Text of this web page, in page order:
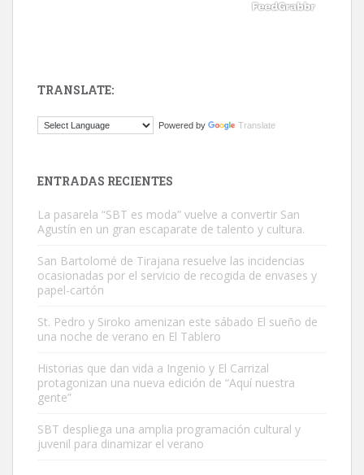
El ayuntamiento se va a llevar a Los Gatos callejeros de la zona los
Gato manso encontrado
Este gato macho ha aparecido en la calle hace menos de un mes,
es muy manso y extremadamente cari...
TRANSLATE:
Powered by Translate
ENTRADAS RECIENTES
La pasarela “SBT es moda” vuelve a convertir San
Agustín en un gran escaparate de talento y cultura.
San Bartolomé de Tirajana resuelve las incidencias
ocasionadas por el servicio de recogida de envases y
papel-cartón
St. Pedro y Siroko amenizan este sábado El sueño de
una noche de verano en El Tablero
Historias que dan vida a Ingenio y El Carrizal
protagonizan una nueva edición de “Aquí nuestra
gente”
SBT despliega una amplia programación cultural y
juvenil para dinamizar el verano